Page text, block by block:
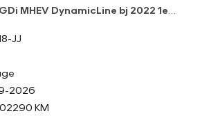
MHEV DynamicLine bj 2022 1e
JJ
2026
KM